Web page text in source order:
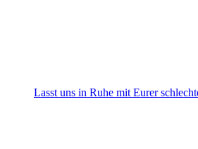
Lasst uns in Ruhe mit Eurer